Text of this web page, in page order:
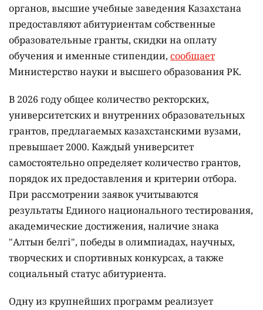
органов, высшие учебные заведения Казахстана
предоставляют абитуриентам собственные
образовательные гранты, скидки на оплату
обучения и именные стипендии, сообщает
Министерство науки и высшего образования РК.
В 2026 году общее количество ректорских,
университетских и внутренних образовательных
грантов, предлагаемых казахстанскими вузами,
превышает 2000. Каждый университет
самостоятельно определяет количество грантов,
порядок их предоставления и критерии отбора.
При рассмотрении заявок учитываются
результаты Единого национального тестирования,
академические достижения, наличие знака
"Алтын белгі", победы в олимпиадах, научных,
творческих и спортивных конкурсах, а также
социальный статус абитуриента.
Одну из крупнейших программ реализует